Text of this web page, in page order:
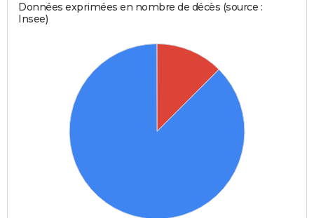
Données exprimées en nombre de décès (source :
Insee)